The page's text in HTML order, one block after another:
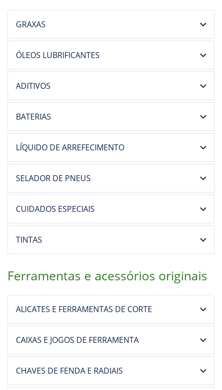
GRAXAS
ÓLEOS LUBRIFICANTES
ADITIVOS
BATERIAS
LÍQUIDO DE ARREFECIMENTO
SELADOR DE PNEUS
CUIDADOS ESPECIAIS
TINTAS
Ferramentas e acessórios originais
ALICATES E FERRAMENTAS DE CORTE
CAIXAS E JOGOS DE FERRAMENTA
CHAVES DE FENDA E RADIAIS